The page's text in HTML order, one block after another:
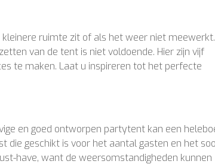
kleinere ruimte zit of als het weer niet meewerkt.
van de tent is niet voldoende. Hier zijn vijf
te maken. Laat u inspireren tot het perfecte
en goed ontworpen partytent kan een
die geschikt is voor het aantal gasten en het
have, want de weersomstandigheden kunnen